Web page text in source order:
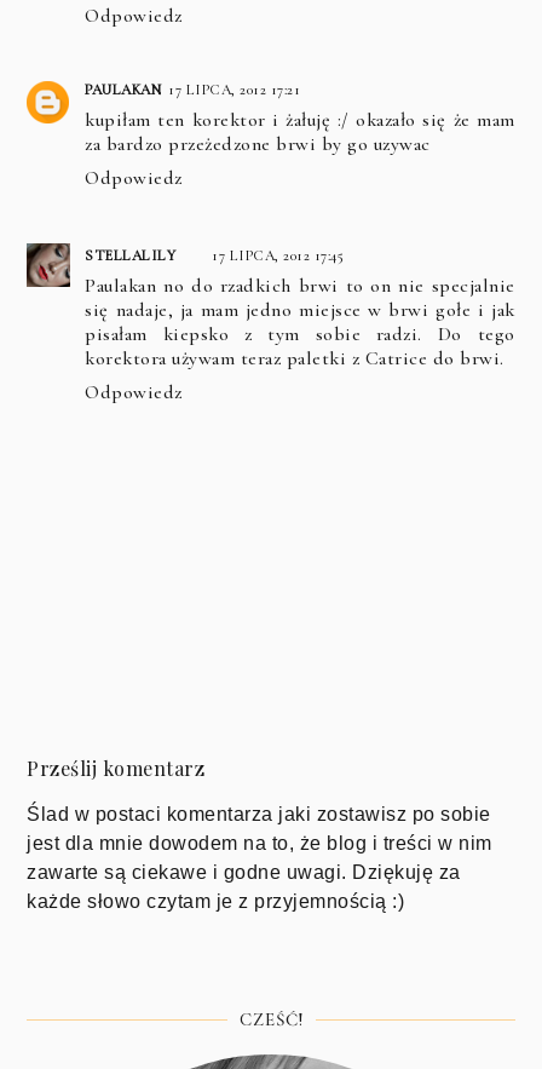
Odpowiedz
PAULAKAN 17 LIPCA, 2012 17:21
kupiłam ten korektor i żałuję :/ okazało się że mam
za bardzo przeżedzone brwi by go uzywac
Odpowiedz
STELLALILY 17 LIPCA, 2012 17:45
Paulakan no do rzadkich brwi to on nie specjalnie
się nadaje, ja mam jedno miejsce w brwi gołe i jak
pisałam kiepsko z tym sobie radzi. Do tego
korektora używam teraz paletki z Catrice do brwi.
Odpowiedz
Prześlij komentarz
Ślad w postaci komentarza jaki zostawisz po sobie
jest dla mnie dowodem na to, że blog i treści w nim
zawarte są ciekawe i godne uwagi. Dziękuję za
każde słowo czytam je z przyjemnością :)
CZEŚĆ!